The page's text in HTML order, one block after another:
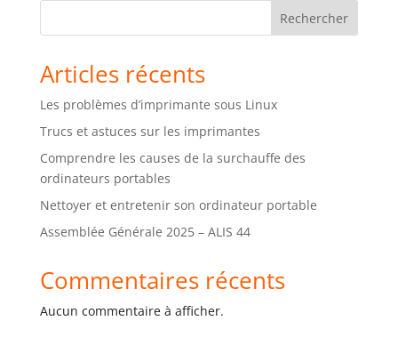
Rechercher
Articles récents
Les problèmes d’imprimante sous Linux
Trucs et astuces sur les imprimantes
Comprendre les causes de la surchauffe des
ordinateurs portables
Nettoyer et entretenir son ordinateur portable
Assemblée Générale 2025 – ALIS 44
Commentaires récents
Aucun commentaire à afficher.